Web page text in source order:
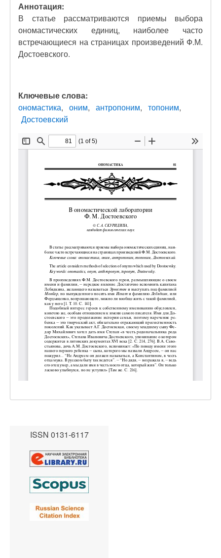
Аннотация:
В статье рассматриваются приемы выбора
ономастических единиц, наиболее часто
встречающиеся на страницах произведений Ф.М.
Достоевского.
Ключевые слова:
ономастика
оним антропоним
топоним
Достоевский
ISSN 0131-6117